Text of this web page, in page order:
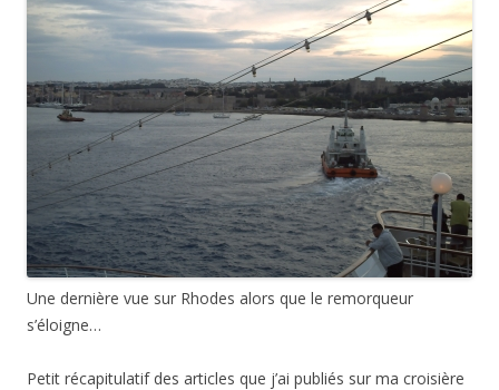
Une dernière vue sur Rhodes alors que le remorqueur
s’éloigne…
Petit récapitulatif des articles que j’ai publiés sur ma croisière